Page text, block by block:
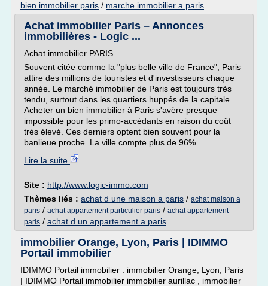
bien immobilier paris / marche immobilier a paris
Achat immobilier Paris – Annonces
immobilières - Logic ...
Achat immobilier PARIS
Souvent citée comme la "plus belle ville de France", Paris
attire des millions de touristes et d'investisseurs chaque
année. Le marché immobilier de Paris est toujours très
tendu, surtout dans les quartiers huppés de la capitale.
Acheter un bien immobilier à Paris s'avère presque
impossible pour les primo-accédants en raison du coût
très élevé. Ces derniers optent bien souvent pour la
banlieue proche. La ville compte plus de 96%...
Lire la suite
Site : http://www.logic-immo.com
Thèmes liés : achat d une maison a paris / achat maison a
paris / achat appartement particulier paris / achat appartement
paris / achat d un appartement a paris
immobilier Orange, Lyon, Paris | IDIMMO
Portail immobilier
IDIMMO Portail immobilier : immobilier Orange, Lyon, Paris
| IDIMMO Portail immobilier immobilier aurillac , immobilier